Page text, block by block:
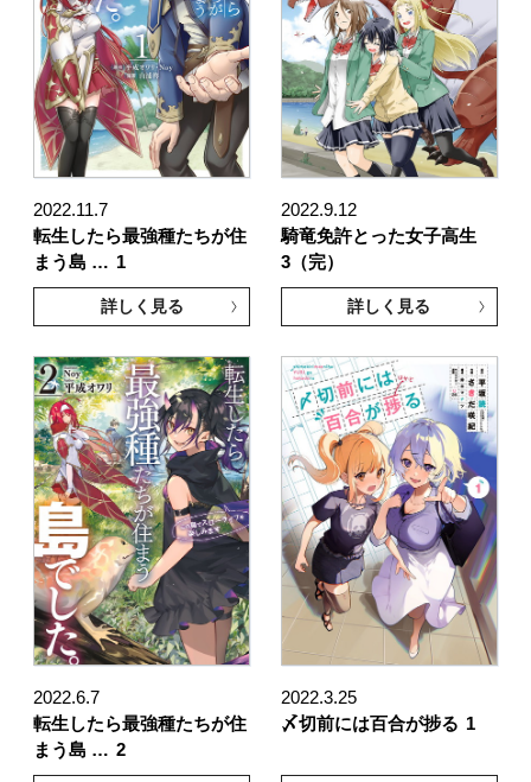
2022.11.7
転生したら最強種たちが住
まう島 … 1
詳しく見る
2022.9.12
騎竜免許とった女子高生
3（完）
詳しく見る
2022.6.7
転生したら最強種たちが住
まう島 … 2
2022.3.25
〆切前には百合が捗る 1